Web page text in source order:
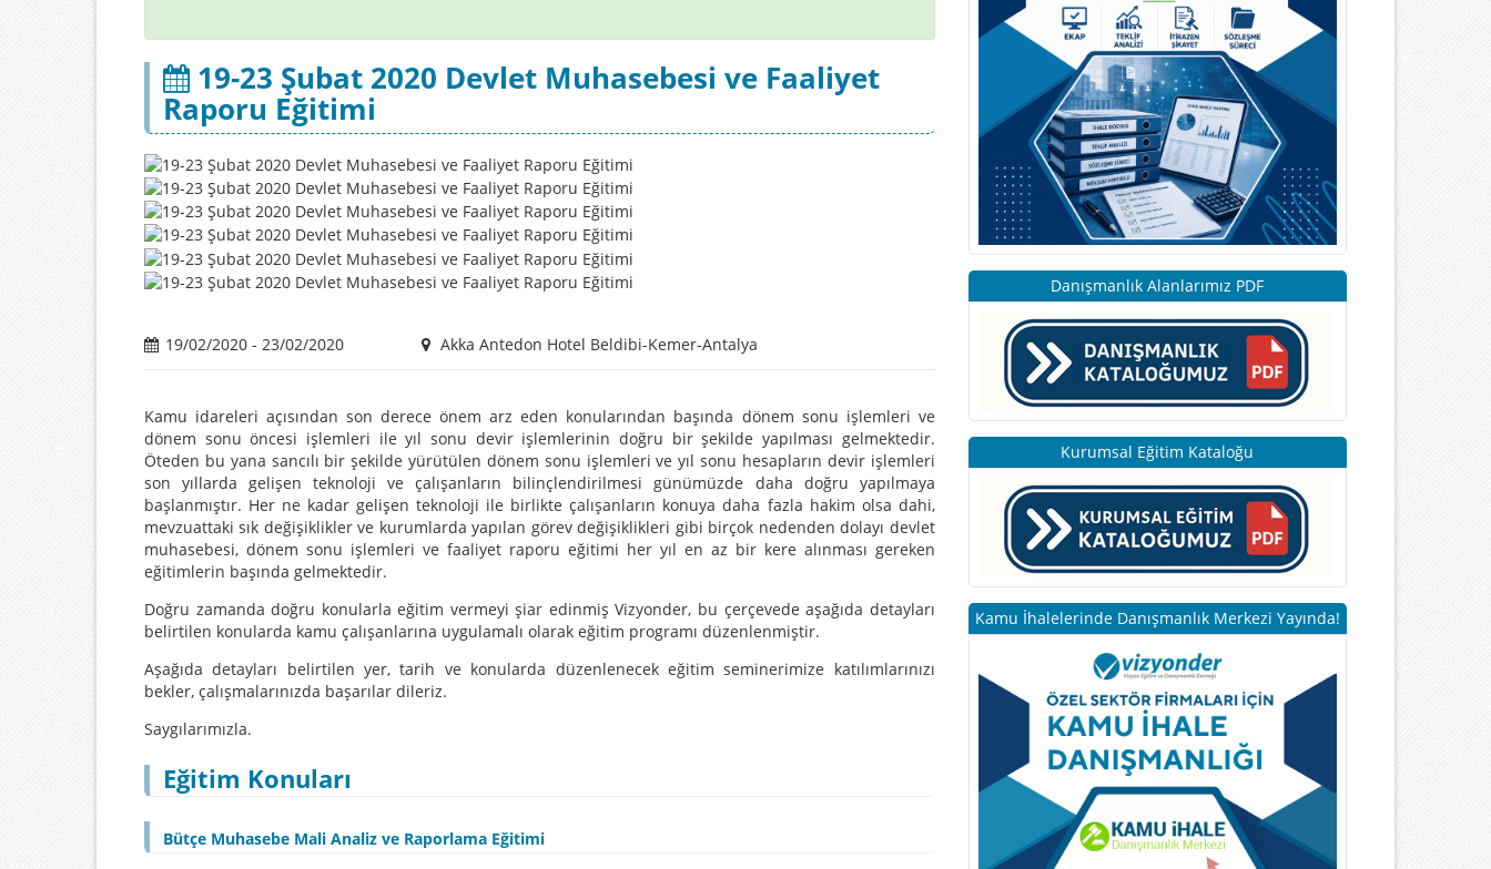
19-23 Şubat 2020 Devlet Muhasebesi ve Faaliyet
Raporu Eğitimi
19/02/2020 - 23/02/2020 Akka Antedon Hotel Beldibi-Kemer-Antalya
Kamu idareleri açısından son derece önem arz eden konularından başında dönem sonu işlemleri ve
dönem sonu öncesi işlemleri ile yıl sonu devir işlemlerinin doğru bir şekilde yapılması gelmektedir.
Öteden bu yana sancılı bir şekilde yürütülen dönem sonu işlemleri ve yıl sonu hesapların devir işlemleri
son yıllarda gelişen teknoloji ve çalışanların bilinçlendirilmesi günümüzde daha doğru yapılmaya
başlanmıştır. Her ne kadar gelişen teknoloji ile birlikte çalışanların konuya daha fazla hakim olsa dahi,
mevzuattaki sık değişiklikler ve kurumlarda yapılan görev değişiklikleri gibi birçok nedenden dolayı devlet
muhasebesi, dönem sonu işlemleri ve faaliyet raporu eğitimi her yıl en az bir kere alınması gereken
eğitimlerin başında gelmektedir.
Doğru zamanda doğru konularla eğitim vermeyi şiar edinmiş Vizyonder, bu çerçevede aşağıda detayları
belirtilen konularda kamu çalışanlarına uygulamalı olarak eğitim programı düzenlenmiştir.
Aşağıda detayları belirtilen yer, tarih ve konularda düzenlenecek eğitim seminerimize katılımlarınızı
bekler, çalışmalarınızda başarılar dileriz.
Saygılarımızla.
Eğitim Konuları
Bütçe Muhasebe Mali Analiz ve Raporlama Eğitimi
Danışmanlık Alanlarımız PDF
Kurumsal Eğitim Kataloğu
Kamu İhalelerinde Danışmanlık Merkezi Yayında!